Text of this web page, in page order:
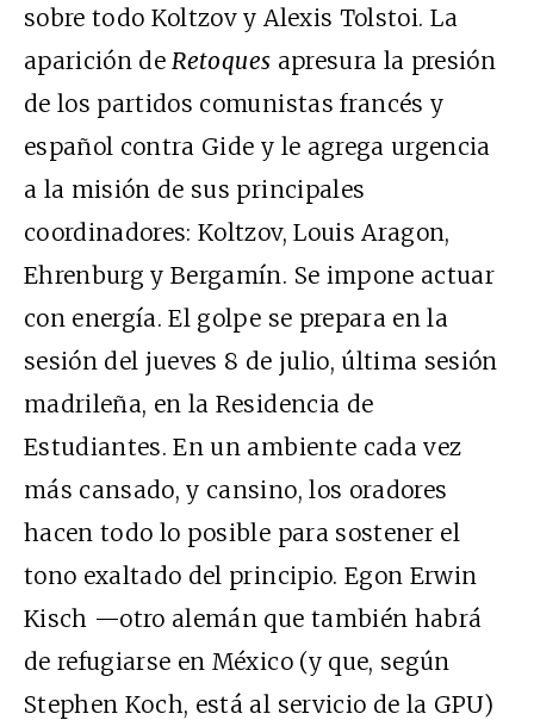
sobre todo Koltzov y Alexis Tolstoi. La
aparición deRetoques apresura la presión
de los partidos comunistas francés y
español contra Gide y le agrega urgencia
a la misión de sus principales
coordinadores: Koltzov, Louis Aragon,
Ehrenburg y Bergamín. Se impone actuar
con energía. El golpe se prepara en la
sesión del jueves 8 de julio, última sesión
madrileña, en la Residencia de
Estudiantes. En un ambiente cada vez
más cansado, y cansino, los oradores
hacen todo lo posible para sostener el
tono exaltado del principio. Egon Erwin
Kisch —otro alemán que también habrá
de refugiarse en México (y que, según
Stephen Koch, está al servicio de la GPU)